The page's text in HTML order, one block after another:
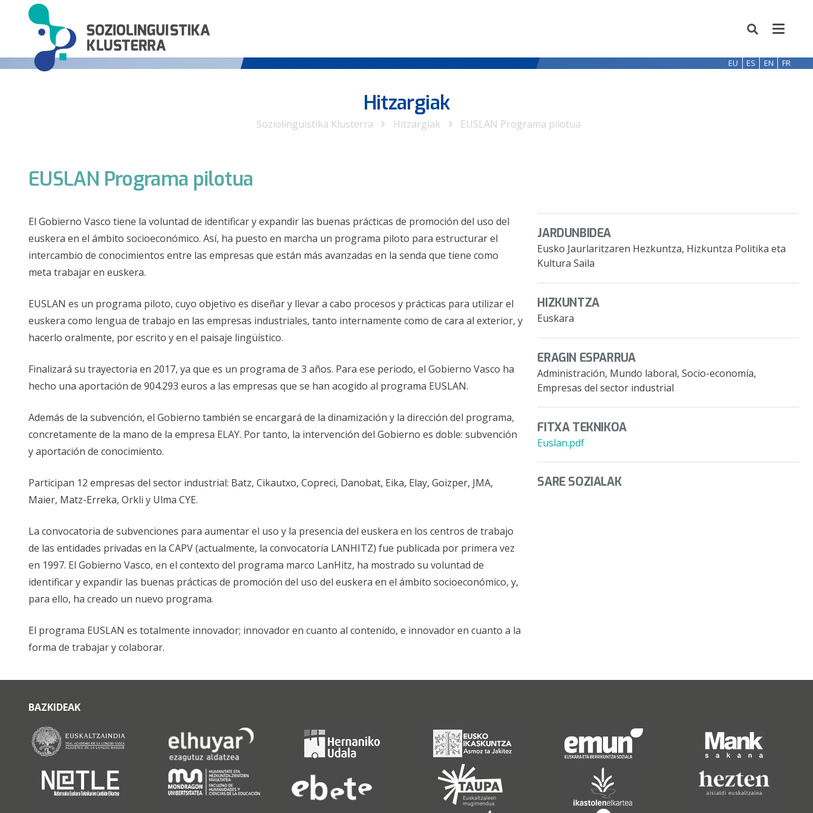
EU ES EN FR
Hitzargiak
Soziolinguistika Klusterra Hitzargiak EUSLAN Programa pilotua
EUSLAN Programa pilotua
El Gobierno Vasco tiene la voluntad de identificar y expandir las buenas prácticas de promoción del uso del
euskera en el ámbito socioeconómico. Así, ha puesto en marcha un programa piloto para estructurar el
intercambio de conocimientos entre las empresas que están más avanzadas en la senda que tiene como
meta trabajar en euskera.
EUSLAN es un programa piloto, cuyo objetivo es diseñar y llevar a cabo procesos y prácticas para utilizar el
euskera como lengua de trabajo en las empresas industriales, tanto internamente como de cara al exterior, y
hacerlo oralmente, por escrito y en el paisaje lingüístico.
Finalizará su trayectoria en 2017, ya que es un programa de 3 años. Para ese periodo, el Gobierno Vasco ha
hecho una aportación de 904.293 euros a las empresas que se han acogido al programa EUSLAN.
Además de la subvención, el Gobierno también se encargará de la dinamización y la dirección del programa,
concretamente de la mano de la empresa ELAY. Por tanto, la intervención del Gobierno es doble: subvención
y aportación de conocimiento.
Participan 12 empresas del sector industrial: Batz, Cikautxo, Copreci, Danobat, Eika, Elay, Goizper, JMA,
Maier, Matz-Erreka, Orkli y Ulma CYE.
La convocatoria de subvenciones para aumentar el uso y la presencia del euskera en los centros de trabajo
de las entidades privadas en la CAPV (actualmente, la convocatoria LANHITZ) fue publicada por primera vez
en 1997. El Gobierno Vasco, en el contexto del programa marco LanHitz, ha mostrado su voluntad de
identificar y expandir las buenas prácticas de promoción del uso del euskera en el ámbito socioeconómico, y,
para ello, ha creado un nuevo programa.
El programa EUSLAN es totalmente innovador; innovador en cuanto al contenido, e innovador en cuanto a la
forma de trabajar y colaborar.
JARDUNBIDEA
Eusko Jaurlaritzaren Hezkuntza, Hizkuntza Politika eta
Kultura Saila
HIZKUNTZA
Euskara
ERAGIN ESPARRUA
Administración, Mundo laboral, Socio-economía,
Empresas del sector industrial
FITXA TEKNIKOA
Euslan.pdf
SARE SOZIALAK
BAZKIDEAK